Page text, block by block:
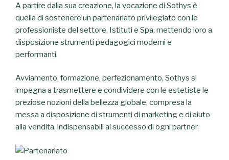
A partire dalla sua creazione, la vocazione di Sothys è
quella di sostenere un partenariato privilegiato con le
professioniste del settore, Istituti e Spa, mettendo loro a
disposizione strumenti pedagogici moderni e
performanti.
Avviamento, formazione, perfezionamento, Sothys si
impegna a trasmettere e condividere con le estetiste le
preziose nozioni della bellezza globale, compresa la
messa a disposizione di strumenti di marketing e di aiuto
alla vendita, indispensabili al successo di ogni partner.